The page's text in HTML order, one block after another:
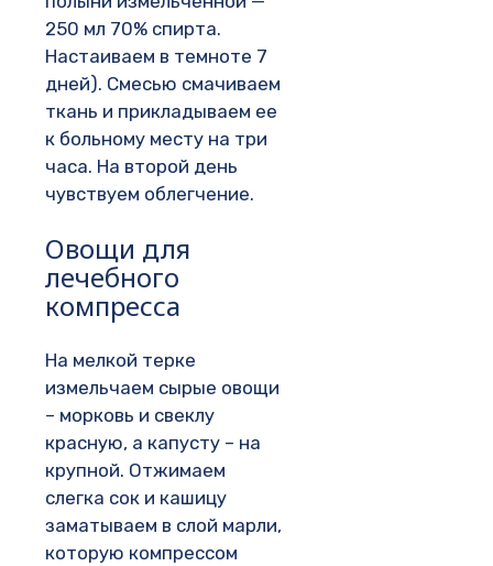
250 мл 70% спирта.
Настаиваем в темноте 7
дней). Смесью смачиваем
ткань и прикладываем ее
к больному месту на три
часа. На второй день
чувствуем облегчение.
Овощи для
лечебного
компресса
На мелкой терке
измельчаем сырые овощи
– морковь и свеклу
красную, а капусту – на
крупной. Отжимаем
слегка сок и кашицу
заматываем в слой марли,
которую компрессом